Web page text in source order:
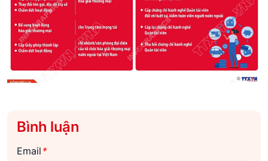
Bình luận
Email *